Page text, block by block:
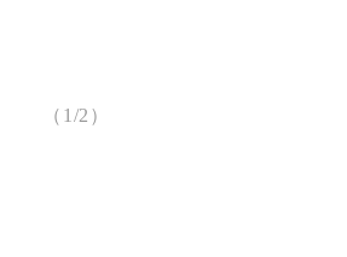
（1/2）